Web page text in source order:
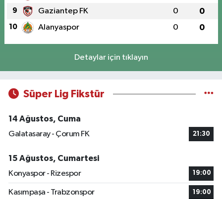
9 Gaziantep FK 0 0
10 Alanyaspor 0 0
Detaylar için tıklayın
Süper Lig Fikstür
14 Ağustos, Cuma
Galatasaray - Çorum FK
21:30
15 Ağustos, Cumartesi
Konyaspor - Rizespor
19:00
Kasımpaşa - Trabzonspor 19:00